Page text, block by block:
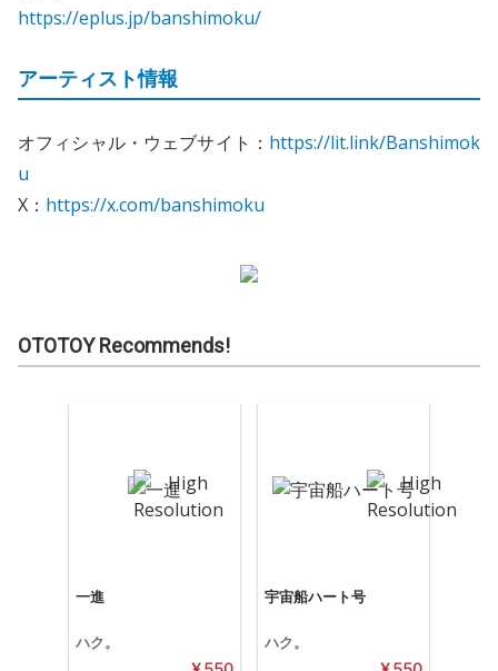
https://eplus.jp/banshimoku/
アーティスト情報
オフィシャル・ウェブサイト： https://lit.link/Banshimok
u
X： https://x.com/banshimoku
OTOTOY Recommends!
一進
ハク。
宇宙船ハート号
ハク。